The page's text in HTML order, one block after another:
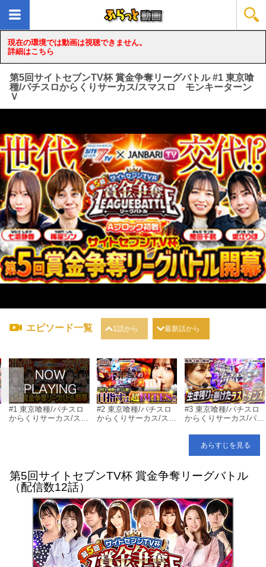
現在の環境では動画は視聴できません。
詳細はこちら
第5回サイトセブンTV杯 賞金争奪リーグバトル #1 東京喰
種/パチスロからくりサーカス/スマスロ モンキーターン
Ｖ
loading...
エピソード一覧 1話から 最新話から
#1 東京喰種/パチスロ
からくりサーカス/スマ
#2 東京喰種/パチスロ
からくりサーカス/スマ
#3 東京喰種/パチスロ
からくりサーカス/パチ
リ/スマスロ北斗の拳
あらすじを見る
第5回サイトセブンTV杯 賞金争奪リーグバトル
（配信数12話）